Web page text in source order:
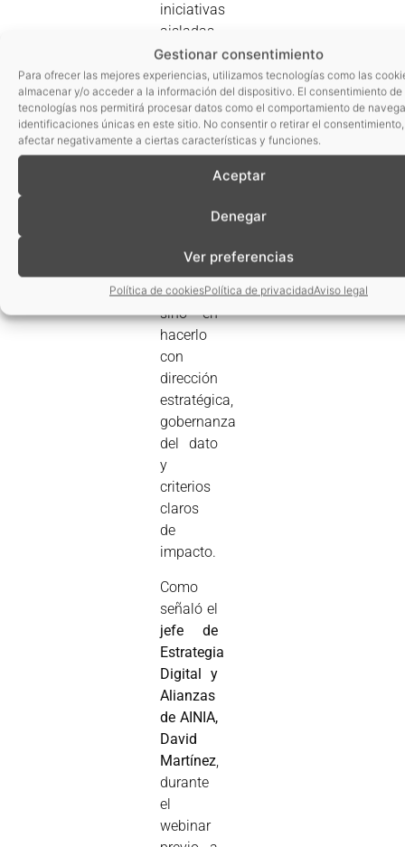
Gestionar consentimiento
Para ofrecer las mejores experiencias, utilizamos tecnologías como las
almacenar y/o acceder a la información del dispositivo. El consentimiento de
tecnologías nos permitirá procesar datos como el comportamiento de
identificaciones únicas en este sitio. No consentir o retirar el
afectar negativamente a ciertas características y funciones.
Aceptar
Denegar
Ver preferencias
Política de cookiesPolítica de privacidadAviso legal
iniciativas
aisladas
con
inteligencia
artificial.
Sin
embargo,
verdadero
competitivo
reside en
experimentar,
sino en
hacerlo
con
dirección
estratégica,
gobernanza
del dato
y
criterios
claros
de
impacto.
Como
señaló el
jefe de
Estrategia
Digital y
Alianzas
de AINIA,
David
Martínez
durante
el
webinar